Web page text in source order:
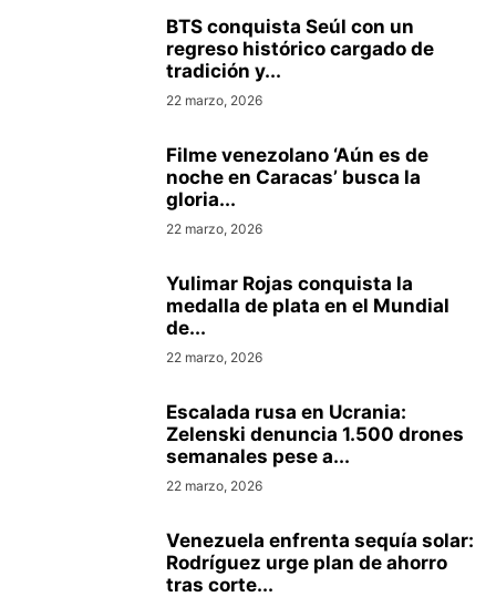
BTS conquista Seúl con un
regreso histórico cargado de
tradición y...
22 marzo, 2026
Filme venezolano ‘Aún es de
noche en Caracas’ busca la
gloria...
22 marzo, 2026
Yulimar Rojas conquista la
medalla de plata en el Mundial
de...
22 marzo, 2026
Escalada rusa en Ucrania:
Zelenski denuncia 1.500 drones
semanales pese a...
22 marzo, 2026
Venezuela enfrenta sequía solar:
Rodríguez urge plan de ahorro
tras corte...